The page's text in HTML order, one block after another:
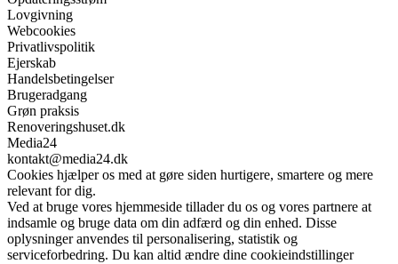
Lovgivning
Webcookies
Privatlivspolitik
Ejerskab
Handelsbetingelser
Brugeradgang
Grøn praksis
Renoveringshuset.dk
Media24
kontakt@media24.dk
Cookies hjælper os med at gøre siden hurtigere, smartere og mere
relevant for dig.
Ved at bruge vores hjemmeside tillader du os og vores partnere at
indsamle og bruge data om din adfærd og din enhed. Disse
oplysninger anvendes til personalisering, statistik og
serviceforbedring. Du kan altid ændre dine cookieindstillinger